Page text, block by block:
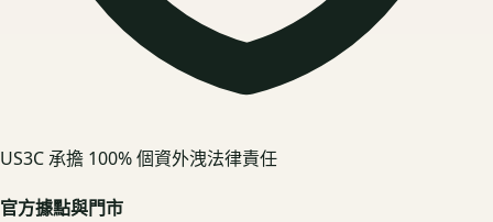
US3C 承擔 100% 個資外洩法律責任
官方據點與門市